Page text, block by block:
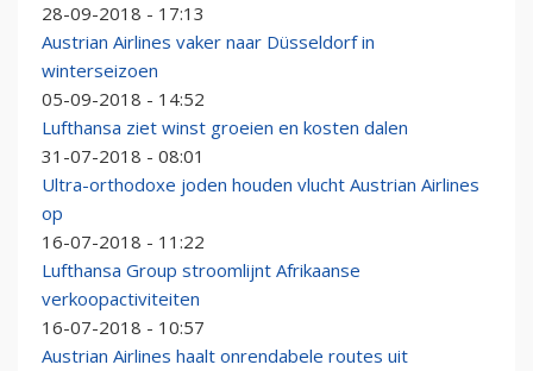
28-09-2018 - 17:13
Austrian Airlines vaker naar Düsseldorf in
winterseizoen
05-09-2018 - 14:52
Lufthansa ziet winst groeien en kosten dalen
31-07-2018 - 08:01
Ultra-orthodoxe joden houden vlucht Austrian Airlines
op
16-07-2018 - 11:22
Lufthansa Group stroomlijnt Afrikaanse
verkoopactiviteiten
16-07-2018 - 10:57
Austrian Airlines haalt onrendabele routes uit